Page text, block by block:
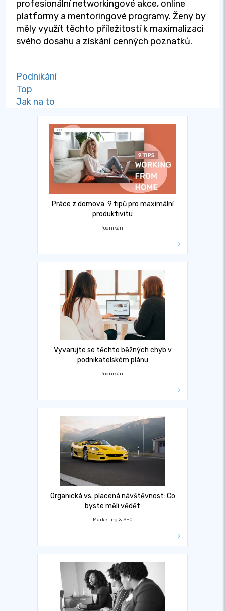
profesionální networkingové akce, online
platformy a mentoringové programy. Ženy by
měly využít těchto příležitostí k maximalizaci
svého dosahu a získání cenných poznatků.
Podnikání
Top
Jak na to
Práce z domova: 9 tipů pro maximální
produktivitu
Podnikání
Vyvarujte se těchto běžných chyb v
podnikatelském plánu
Podnikání
Organická vs. placená návštěvnost: Co
byste měli vědět
Marketing & SEO